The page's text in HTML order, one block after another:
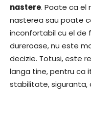
nastere. Poate ca el
nasterea sau poate
inconfortabil cu el de
dureroase, nu este
decizie. Totusi, este
langa tine, pentru ca
stabilitate, siguranta,